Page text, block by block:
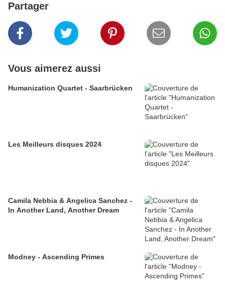
Partager
Vous aimerez aussi
Humanization Quartet - Saarbrücken
Les Meilleurs disques 2024
Camila Nebbia & Angelica Sanchez -
In Another Land, Another Dream
Modney - Ascending Primes